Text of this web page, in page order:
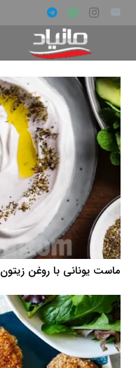
ماست یونانی با روغن زیتون